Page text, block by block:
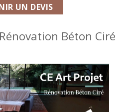
UN DEVIS
Béton Ciré